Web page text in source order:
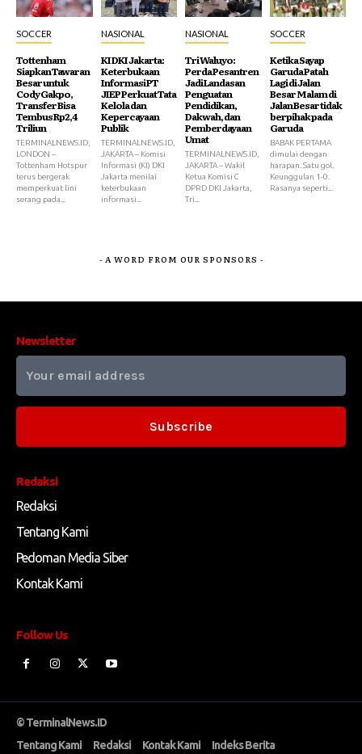
SOCCER
Tottenham
Siapkan Tawaran
Besar untuk
Cody Gakpo,
Transfer Bisa
Tembus Rp2,4
Triliun
TERMINALNEWS.ID,
LONDON –
Tottenham Hotspur
terus bergerak
memperkuat lini
serang pada...
NASIONAL
KI DKI Jakarta:
Keterbukaan
Informasi PT
JIEP Perkuat Tata
Kelola dan
Kepercayaan
Publik
TERMINALNEWS.ID,
JAKARTA – Komisi
Informasi (KI) DKI
Jakarta menilai
keterbukaan
informasi...
NASIONAL
Tri Waluyo:
Perda Pesantren
Jadi Landasan
Penguatan
Pendidikan,
Dakwah, dan
Pemberdayaan
Umat
TERMINALNEWS.ID,
JAKARTA – Wakil
Ketua Komisi C
DPRD DKI Jakarta,
Tri...
SOCCER
Ketika Sayap
Garuda Patah
Lagi di Jalan
Besar Malam di
Jalan Besar tidak
berpihak pada
Garuda
BABAK PERTAMA
dimulai dengan
harapan. Satu gol.
Keunggulan 1-0.
Rasanya seperti...
- A WORD FROM OUR SPONSORS -
Redaksi
Redaksi
Tentang Kami
Pedoman Media Siber
Kontak Kami
Follow Us
Newsletter
Subscribe
© TerminalNews.ID
Tentang Kami
Redaksi Kontak Kami Indeks Berita